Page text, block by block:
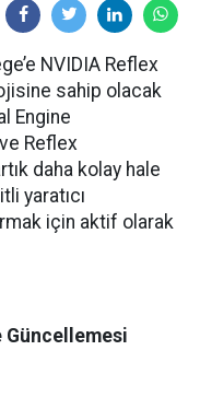
NVIDIA Reflex
sahip olacak
Engine
Reflex
daha kolay hale
yaratıcı
için aktif olarak
Güncellemesi